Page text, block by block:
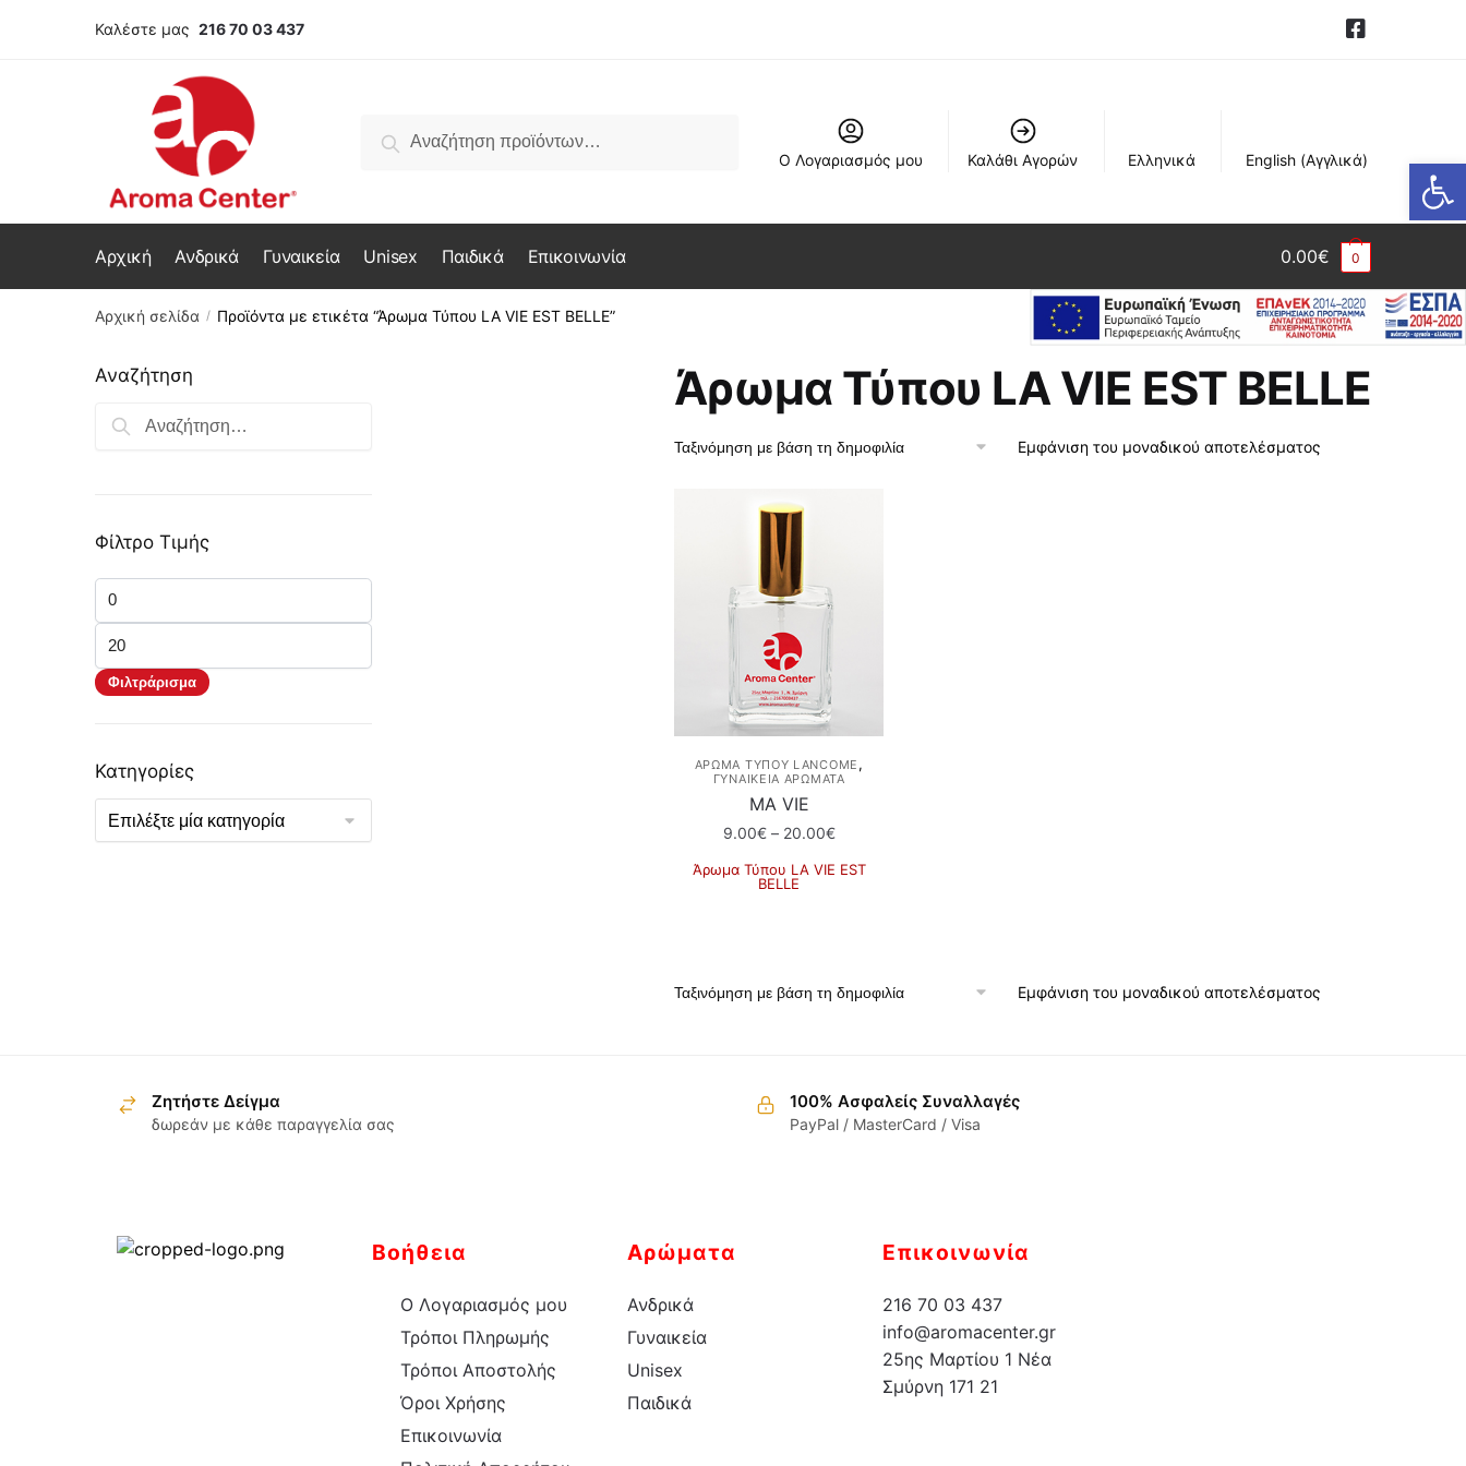
Ανοίξτε τη γραμμή εργαλείων
Καλέστε μας 216 70 03 437
για:
Αναζήτηση
Ο Λογαριασμός μου
Καλάθι Αγορών Ελληνικά English(Αγγλικά)
Αρχική Ανδρικά Γυναικεία Unisex Παιδικά Επικοινωνία 0.00€ 0
Αρχική σελίδα / Προϊόντα με ετικέτα “Άρωμα Τύπου LA VIE EST BELLE”
Άρωμα Τύπου LA VIE EST BELLE
Εμφάνιση του μοναδικού αποτελέσματος
ΆΡΩΜΑ ΤΎΠΟΥ LANCOME ,
ΓΥΝΑΙΚΕΙΑ ΑΡΩΜΑΤΑ
ΜΑ VIE
9.00€ – 20.00€Price
9.00€
Άρωμα Τύπου LA VIE EST
BELLE
έχει
επιλογές
μπορούν
Εμφάνιση του μοναδικού αποτελέσματος
Αναζήτηση
Αναζήτηση
Φίλτρο Τιμής
Ελάχιστη
τιμή
Μέγιστη
τιμή
Φιλτράρισμα
Κατηγορίες
Ζητήστε Δείγμα
δωρεάν με κάθε παραγγελία σας
100% Ασφαλείς Συναλλαγές
PayPal / MasterCard / Visa
Βοήθεια
Ο Λογαριασμός μου
Τρόποι Πληρωμής
Τρόποι Αποστολής
Όροι Χρήσης
Επικοινωνία
Αρώματα
Ανδρικά
Γυναικεία
Unisex
Παιδικά
Επικοινωνία
216 70 03 437
info@aromacenter.gr
25ης Μαρτίου 1 Νέα
Σμύρνη 171 21